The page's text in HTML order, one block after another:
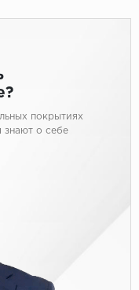
покрытиях
знают о себе